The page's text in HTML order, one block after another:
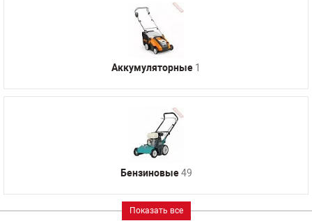
Аккумуляторные 1
Бензиновые49
Показать все